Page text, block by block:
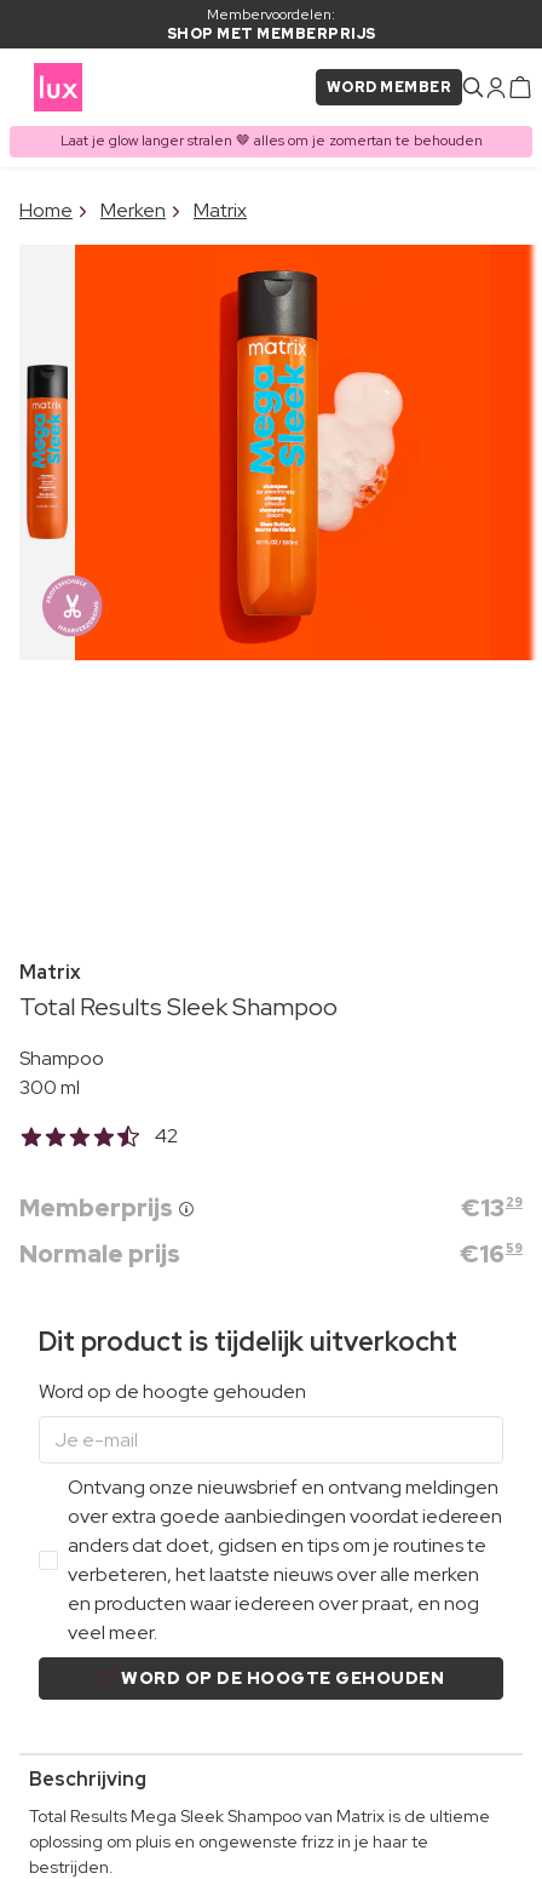
Membervoordelen:
SHOP MET MEMBERPRIJS
WORD MEMBER
Laat je glow langer stralen 🤎 alles om je zomertan te behouden
ITEM TOEGEVOEGD AAN
WINKELMAND
Home Merken Matrix
Matrix
Total Results Sleek Shampoo
Shampoo
300 ml
42
Memberprijs €13 29
Normale prijs €16 59
Dit product is tijdelijk uitverkocht
Word op de hoogte gehouden
Ontvang onze nieuwsbrief en ontvang meldingen
over extra goede aanbiedingen voordat iedereen
anders dat doet, gidsen en tips om je routines te
verbeteren, het laatste nieuws over alle merken
en producten waar iedereen over praat, en nog
veel meer.
WORD OP DE HOOGTE GEHOUDEN
Beschrijving
Total Results Mega Sleek Shampoo van Matrix is de ultieme
oplossing om pluis en ongewenste frizz in je haar te
bestrijden.